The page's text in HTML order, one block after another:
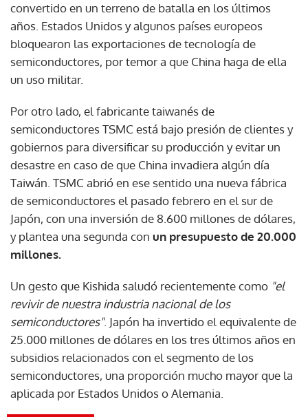
convertido en un terreno de batalla en los últimos
años. Estados Unidos y algunos países europeos
bloquearon las exportaciones de tecnología de
semiconductores, por temor a que China haga de ella
un uso militar.
Por otro lado, el fabricante taiwanés de
semiconductores TSMC está bajo presión de clientes y
gobiernos para diversificar su producción y evitar un
desastre en caso de que China invadiera algún día
Taiwán. TSMC abrió en ese sentido una nueva fábrica
de semiconductores el pasado febrero en el sur de
Japón, con una inversión de 8.600 millones de dólares,
y plantea una segunda con un presupuesto de 20.000
millones.
Un gesto que Kishida saludó recientemente como "el
revivir de nuestra industria nacional de los
semiconductores". Japón ha invertido el equivalente de
25.000 millones de dólares en los tres últimos años en
subsidios relacionados con el segmento de los
semiconductores, una proporción mucho mayor que la
aplicada por Estados Unidos o Alemania.